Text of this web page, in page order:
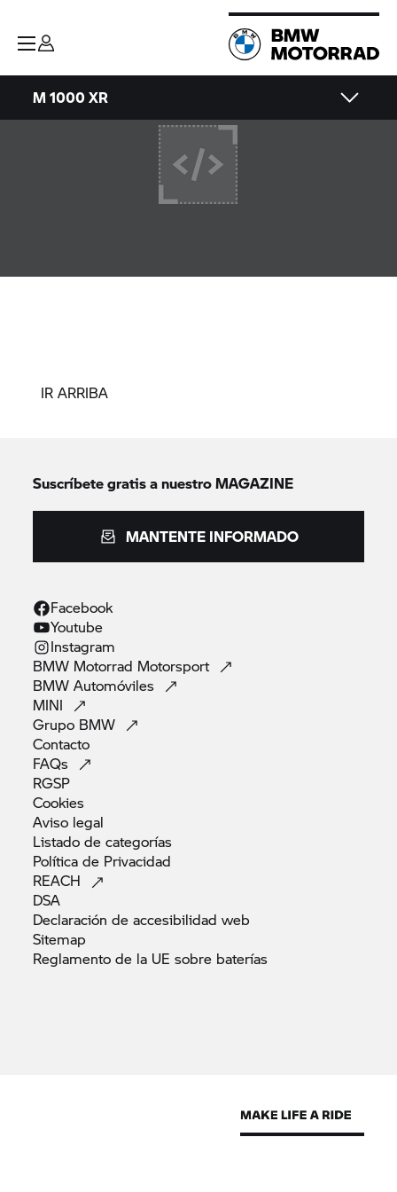
M 1000 XR
IR ARRIBA
Suscríbete gratis a nuestro MAGAZINE
MANTENTE INFORMADO
Facebook
Youtube
Instagram
BMW Motorrad Motorsport
BMWAutomóviles
MINI
Grupo BMW
Contacto
FAQs
RGSP
Cookies
Aviso legal
Listado decategorías
Política de Privacidad
REACH
DSA
Declaración de accesibilidadweb
Sitemap
Reglamento de la UE sobre baterías